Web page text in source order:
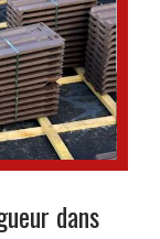
dans